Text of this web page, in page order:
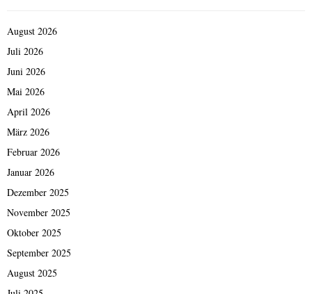
August 2026
Juli 2026
Juni 2026
Mai 2026
April 2026
März 2026
Februar 2026
Januar 2026
Dezember 2025
November 2025
Oktober 2025
September 2025
August 2025